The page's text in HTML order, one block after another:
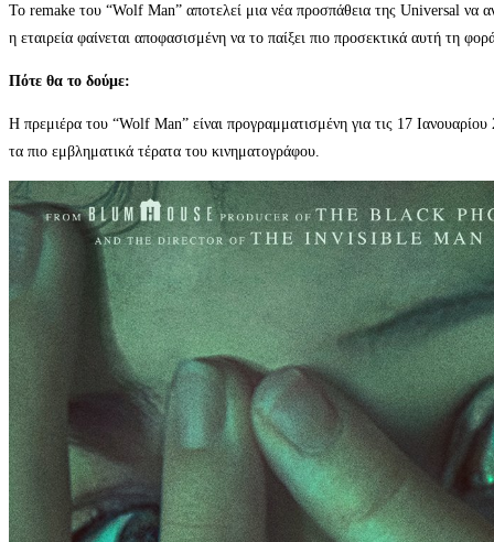
Το remake του “Wolf Man” αποτελεί μια νέα προσπάθεια της Universal να
η εταιρεία φαίνεται αποφασισμένη να το παίξει πιο προσεκτικά αυτή τη
Πότε θα το δούμε:
Η πρεμιέρα του “Wolf Man” είναι προγραμματισμένη για τις 17
τα πιο εμβληματικά τέρατα του κινηματογράφου.